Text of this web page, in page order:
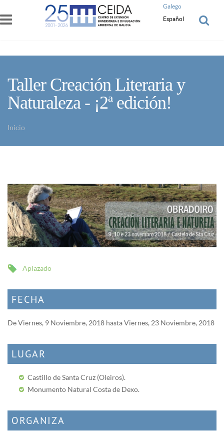
Pasar al contenido principal
Galego
Español
Taller Creación Literaria y
Naturaleza - ¡2ª edición!
Inicio
Aplazado
FECHA
DeViernes, 9 Noviembre, 2018 hastaViernes, 23 Noviembre, 2018
LUGAR
Castillo de Santa Cruz (Oleiros).
Monumento Natural Costa de Dexo.
ORGANIZA